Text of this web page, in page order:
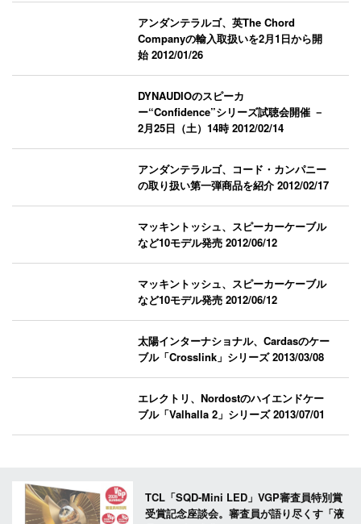
アンダンテラルゴ、英The Chord
Companyの輸入取扱いを2月1日から開
始2012/01/26
DYNAUDIOのスピーカ
ー“Confidence”シリーズ試聴会開催 －
2月25日（土）14時2012/02/14
アンダンテラルゴ、コード・カンパニー
の取り扱い第一弾商品を紹介2012/02/17
マッキントッシュ、スピーカーケーブル
など10モデル発売2012/06/12
マッキントッシュ、スピーカーケーブル
など10モデル発売2012/06/12
太陽インターナショナル、Cardasのケー
ブル「Crosslink」シリーズ2013/03/08
エレクトリ、Nordostのハイエンドケー
ブル「Valhalla 2」シリーズ2013/07/01
TCL「SQD-Mini LED」VGP審査員特別賞
受賞記念座談会。審査員が語り尽くす「液